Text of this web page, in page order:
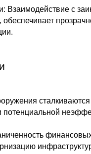
Взаимодействие с